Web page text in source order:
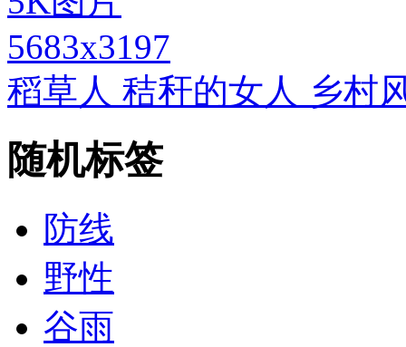
5683x3197
稻草人 秸秆的女人 乡村
随机标签
防线
野性
谷雨